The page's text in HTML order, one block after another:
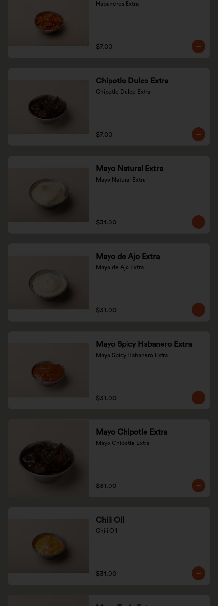
Habaneros Extra
$7.00
Chipotle Dulce Extra
Chipotle Dulce Extra
$7.00
Mayo Natural Extra
Mayo Natural Extra
$31.00
Mayo de Ajo Extra
Mayo de Ajo Extra
$31.00
Mayo Spicy Habanero Extra
Mayo Spicy Habanero Extra
$31.00
Mayo Chipotle Extra
Mayo Chipotle Extra
$31.00
Chili Oil
Chili Oil
$31.00